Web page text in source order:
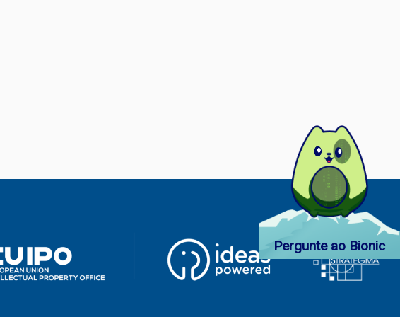
Pergunte ao Bionic